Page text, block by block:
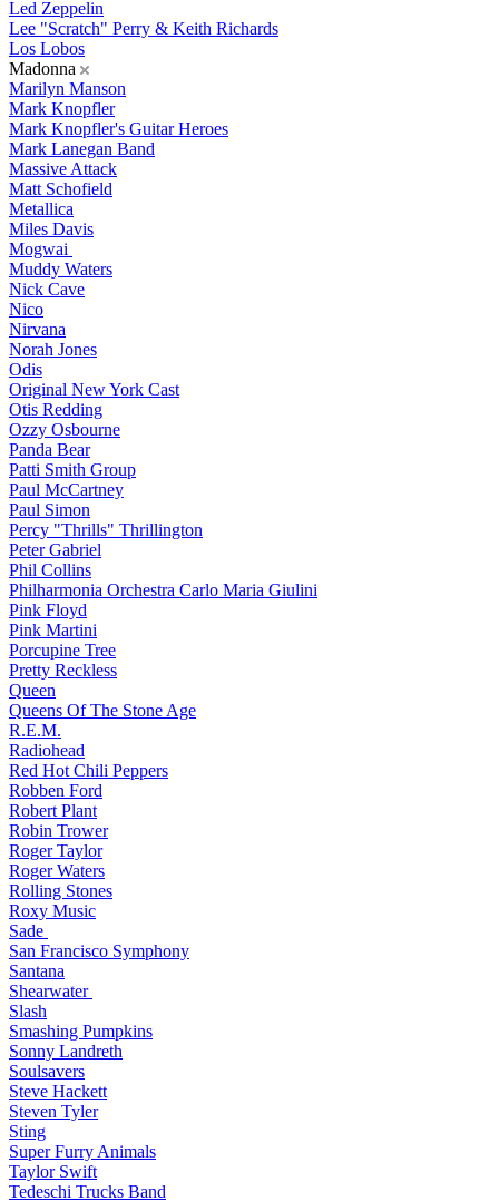
Led Zeppelin
Lee "Scratch" Perry & Keith Richards
Los Lobos
Madonna
Marilyn Manson
Mark Knopfler
Mark Knopfler's Guitar Heroes
Mark Lanegan Band
Massive Attack
Matt Schofield
Metallica
Miles Davis
Mogwai
Muddy Waters
Nick Cave
Nico
Nirvana
Norah Jones
Odis
Original New York Cast
Otis Redding
Ozzy Osbourne
Panda Bear
Patti Smith Group
Paul McCartney
Paul Simon
Percy "Thrills" Thrillington
Peter Gabriel
Phil Collins
Philharmonia Orchestra Carlo Maria Giulini
Pink Floyd
Pink Martini
Porcupine Tree
Pretty Reckless
Queen
Queens Of The Stone Age
R.E.M.
Radiohead
Red Hot Chili Peppers
Robben Ford
Robert Plant
Robin Trower
Roger Taylor
Roger Waters
Rolling Stones
Roxy Music
Sade
San Francisco Symphony
Santana
Shearwater
Slash
Smashing Pumpkins
Sonny Landreth
Soulsavers
Steve Hackett
Steven Tyler
Sting
Super Furry Animals
Taylor Swift
Tedeschi Trucks Band